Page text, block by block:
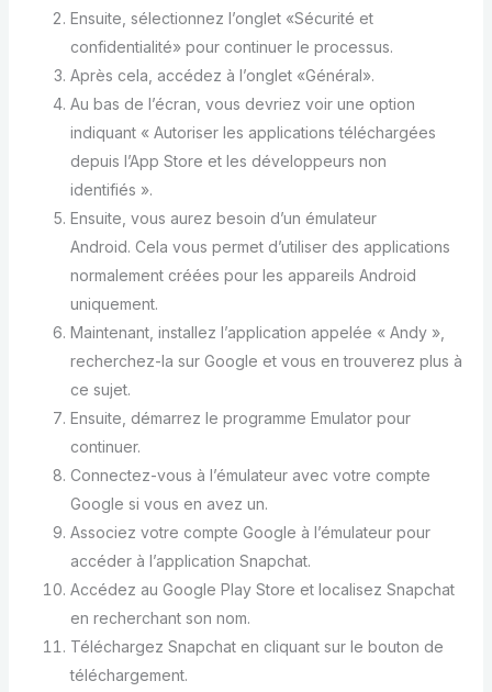
Ensuite, sélectionnez l’onglet «Sécurité et
confidentialité» pour continuer le processus.
Après cela, accédez à l’onglet «Général».
Au bas de l’écran, vous devriez voir une option
indiquant « Autoriser les applications téléchargées
depuis l’App Store et les développeurs non
identifiés ».
Ensuite, vous aurez besoin d’un émulateur
Android. Cela vous permet d’utiliser des applications
normalement créées pour les appareils Android
uniquement.
Maintenant, installez l’application appelée « Andy »,
recherchez-la sur Google et vous en trouverez plus à
ce sujet.
Ensuite, démarrez le programme Emulator pour
continuer.
Connectez-vous à l’émulateur avec votre compte
Google si vous en avez un.
Associez votre compte Google à l’émulateur pour
accéder à l’application Snapchat.
Accédez au Google Play Store et localisez Snapchat
en recherchant son nom.
Téléchargez Snapchat en cliquant sur le bouton de
téléchargement.